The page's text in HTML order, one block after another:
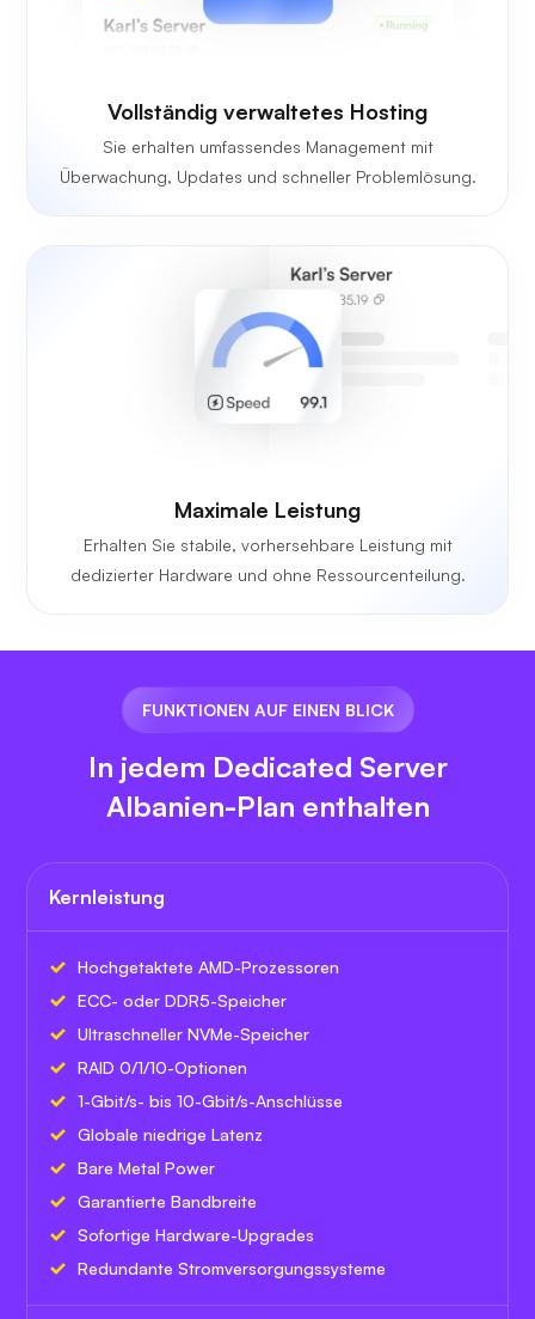
Vollständig verwaltetes Hosting
Sie erhalten umfassendes Management mit
Überwachung, Updates und schneller Problemlösung.
Maximale Leistung
Erhalten Sie stabile, vorhersehbare Leistung mit
dedizierter Hardware und ohne Ressourcenteilung.
FUNKTIONEN AUF EINEN BLICK
In jedem Dedicated Server
Albanien-Plan enthalten
Kernleistung
Hochgetaktete AMD-Prozessoren
ECC- oder DDR5-Speicher
Ultraschneller NVMe-Speicher
RAID 0/1/10-Optionen
1-Gbit/s- bis 10-Gbit/s-Anschlüsse
Globale niedrige Latenz
Bare Metal Power
Garantierte Bandbreite
Sofortige Hardware-Upgrades
Redundante Stromversorgungssysteme